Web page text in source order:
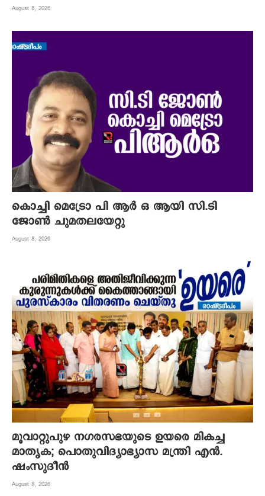
August 8, 2026
കൊച്ചി മെട്രോ പി ആര്‍ ഒ ആയി സി.ടി
ജോണ്‍ ചുമതലയേറ്റു
August 8, 2026
മൂവാറ്റുപുഴ നഗരസഭയുടെ ഉയരെ മികച്ച
മാതൃക; പൊതുവിദ്യാഭ്യാസ മന്ത്രി എന്‍.
ഷംസുദീന്‍
August 8, 2026